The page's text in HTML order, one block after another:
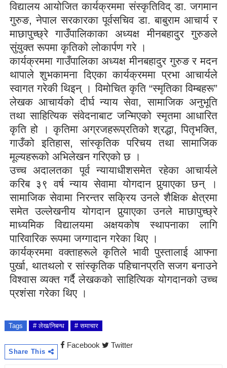
विद्यालय आयोजित कार्यक्रममा संस्कृतिविद् डा. जगमान
गुरुङ, नेपाल सरकारका पूर्वसचिव डा. बाबुराम आचार्य र
माछापुच्छ्रे गाउँपालिकाका अध्यक्ष मीनबहादुर गुरुङले
सुंयुक्त रूपमा कृतिको लोकार्पण गरे ।
कार्यक्रममा गाउँपालिका अध्यक्ष मीनबहादुर गुरुङ र मदन
थापाले शुभकामना दिएका कार्यक्रममा प्रभा आचार्यले
स्वागत गरेकी थिइन् । विमोचित कृति “स्मृतिका विम्बहरू”
लेखक आचार्यको दीर्घ न्याय सेवा,सामाजिक अनुभूति
तथा साहित्यिक संवेदनाबाट जन्मिएको स्मृतमा आधारित
कृति हो । कृतिमा अग्रजहरूप्रतिको श्रद्धा,पितृभक्ति,
गाउँको इतिहास,सांस्कृतिक परिचय तथा सामाजिक
मूल्यहरूको अभिलेखन गरिएको छ ।
उच्च अदालतका पूर्व न्यायाधीशसमेत रहेका आचार्यले
करिब ३९ वर्ष न्याय सेवामा योगदान पुर्‍याएका छन् ।
सामाजिक सेवामा निरन्तर सक्रिय उनले शैक्षिक क्षेत्रमा
समेत उल्लेखनीय योगदान पुर्‍याएका उनले माछापुच्छ्रे
माध्यमिक विद्यालयमा अक्षयकोष स्थापनाका लागि
पारिवारिक रूपमा जग्गादान गरेका थिए ।
कार्यक्रममा वक्ताहरूले कृतिले भावी पुस्तालाई आफ्ना
पुर्खा, थातथलो र सांस्कृतिक पहिचानप्रति सजग बनाउने
विश्वास व्यक्त गर्दै लेखकको साहित्यिक योगदानको उच्च
प्रशंसा गरेका थिए ।
Tags # लेख/निबन्ध # समाचार
Share This
Facebook Twitter